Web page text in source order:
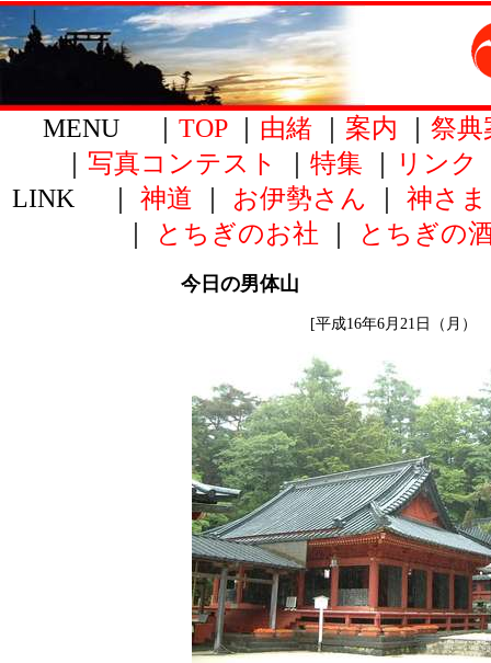
MENU ｜ TOP｜ 由緒 案内
祭典
写真コンテスト 特集 リンク
LINK ｜ 神道 お伊勢さん 神さま
とちぎのお社 とちぎの
今日の男体山
[平成16年6月21日（月）